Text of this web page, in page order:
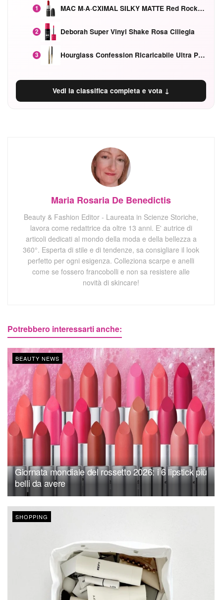
1 MAC M·A·CXIMAL SILKY MATTE Red Rock mat
2 Deborah Super Vinyl Shake Rosa Ciliegia
3 Hourglass Confession Ricaricabile Ultra Preciso Ad Alta Intensità Secretly Classic Red
Vedi la classifica completa e vota ↓
Maria Rosaria De Benedictis
Beauty & Fashion Editor - Laureata in Scienze Storiche,
lavora come redattrice da oltre 13 anni. E' autrice di
articoli dedicati al mondo della moda e della bellezza a
360°. Esperta di stile e di tendenze, sa consigliare il look
perfetto per ogni esigenza. Colleziona scarpe e anelli
come se fossero francobolli e non sa resistere alle
novità di skincare!
Potrebbero interessarti anche:
BEAUTY NEWS
Giornata mondiale del rossetto 2026: i 6 lipstick più
belli da avere
SHOPPING